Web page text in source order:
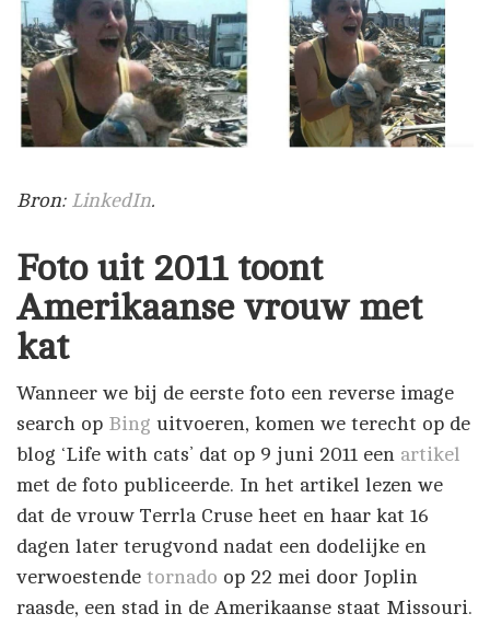
Bron: LinkedIn.
Foto uit 2011 toont
Amerikaanse vrouw met
kat
Wanneer we bij de eerste foto een reverse image
search op Bing uitvoeren, komen we terecht op de
blog ‘Life with cats’ dat op 9 juni 2011 een artikel
met de foto publiceerde. In het artikel lezen we
dat de vrouw Terrla Cruse heet en haar kat 16
dagen later terugvond nadat een dodelijke en
verwoestende tornado op 22 mei door Joplin
raasde, een stad in de Amerikaanse staat Missouri.